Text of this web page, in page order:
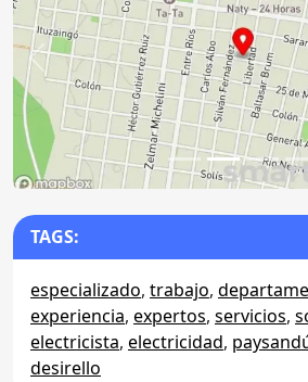
Anterior
TAGS:
especializado, trabajo,
experiencia, expertos, servicios,
electricista, electricidad,
desirello